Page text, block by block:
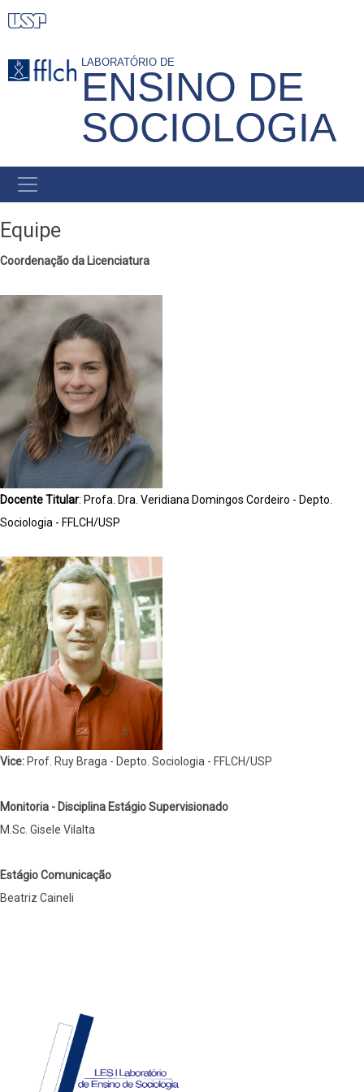
Pular
conteúdo
LABORATÓRIO DE
ENSINO DE
SOCIOLOGIA
NAVEGAÇÃO
PRINCIPAL
Equipe
Coordenação da Licenciatura
Docente Titular: Profa. Dra. Veridiana Domingos Cordeiro - Depto.
Sociologia - FFLCH/USP
Vice: Prof. Ruy Braga - Depto. Sociologia - FFLCH/USP
Monitoria - Disciplina Estágio Supervisionado
M.Sc. Gisele Vilalta
Estágio Comunicação
Beatriz Caineli